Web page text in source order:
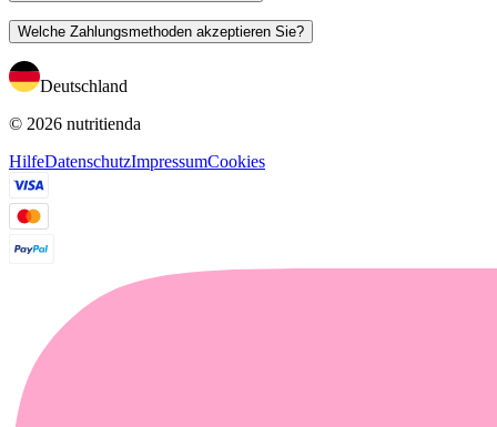
Welche Zahlungsmethoden akzeptieren Sie?
Deutschland
© 2026 nutritienda
HilfeDatenschutzImpressumCookies